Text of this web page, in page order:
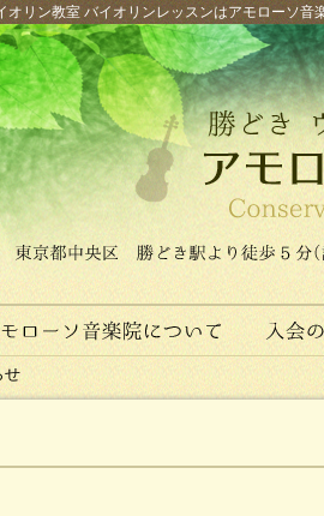
オリン教室 バイオリンレッスンはアモローソ
せ